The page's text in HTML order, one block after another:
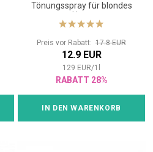
Tönungsspray für blondes
Haar
Preis vor Rabatt: 17.8 EUR
12.9 EUR
129 EUR/1
RABATT 28%
IN DEN WARENKORB